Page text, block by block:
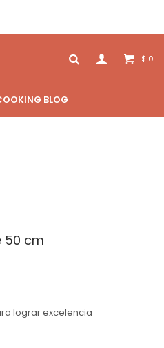
BLOG
$ 0
50 cm
lograr excelencia